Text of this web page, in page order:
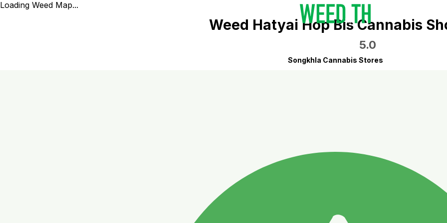
Loading Weed Map...
Weed Hatyai Hop Bis Cannabis
5.0
Songkhla Cannabis Stores